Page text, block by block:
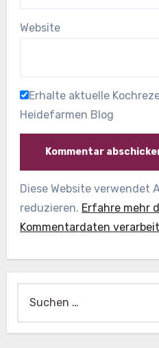
Website
Erhalte aktuelle
Heidefarmen Blog
Diese Website verwendet
reduzieren. Erfahre mehr
Kommentardaten